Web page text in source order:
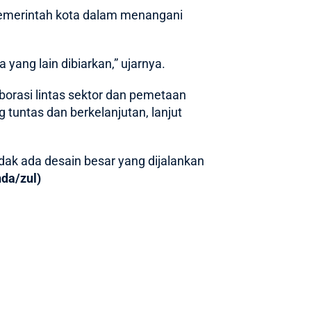
kota dalam menangani
lain dibiarkan,” ujarnya.
lintas sektor dan pemetaan
tuntas dan berkelanjutan, lanjut
ada desain besar yang dijalankan
zul)